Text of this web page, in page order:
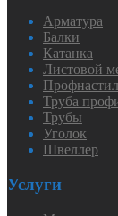
Арматура
Балки
Катанка
Листовой
Профнастил
Труба
Трубы
Уголок
Швеллер
Услуги